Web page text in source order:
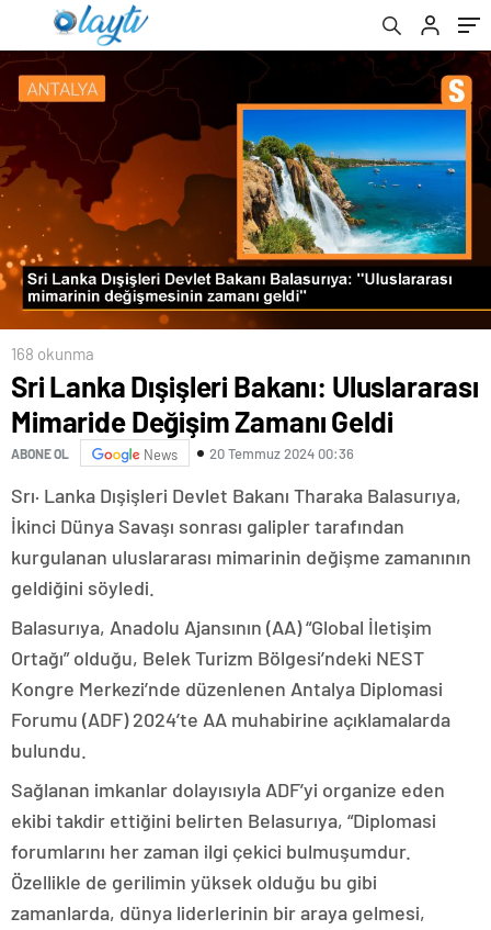
168 okunma
Sri Lanka Dışişleri Bakanı: Uluslararası
Mimaride Değişim Zamanı Geldi
ABONE OL News 20 Temmuz 2024 00:36
Srı· Lanka Dışişleri Devlet Bakanı Tharaka Balasurıya,
İkinci Dünya Savaşı sonrası galipler tarafından
kurgulanan uluslararası mimarinin değişme zamanının
geldiğini söyledi.
Balasurıya, Anadolu Ajansının (AA) “Global İletişim
Ortağı” olduğu, Belek Turizm Bölgesi’ndeki NEST
Kongre Merkezi’nde düzenlenen Antalya Diplomasi
Forumu (ADF) 2024’te AA muhabirine açıklamalarda
bulundu.
Sağlanan imkanlar dolayısıyla ADF’yi organize eden
ekibi takdir ettiğini belirten Belasurıya, “Diplomasi
forumlarını her zaman ilgi çekici bulmuşumdur.
Özellikle de gerilimin yüksek olduğu bu gibi
zamanlarda, dünya liderlerinin bir araya gelmesi,